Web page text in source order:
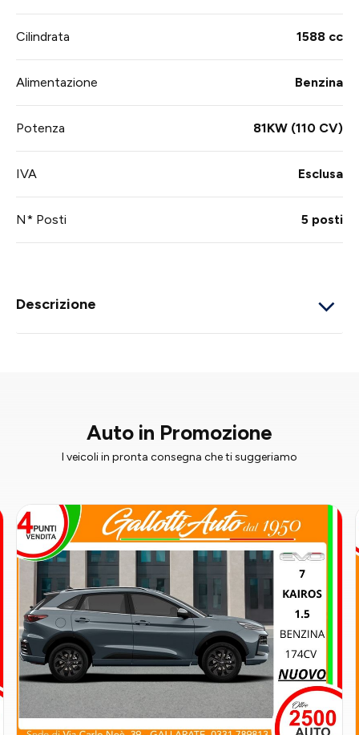
Cilindrata 1588 cc
Alimentazione Benzina
Potenza 81KW (110 CV)
IVA Esclusa
N* Posti 5 posti
Descrizione
Auto in Promozione
I veicoli in pronta consegna che ti suggeriamo